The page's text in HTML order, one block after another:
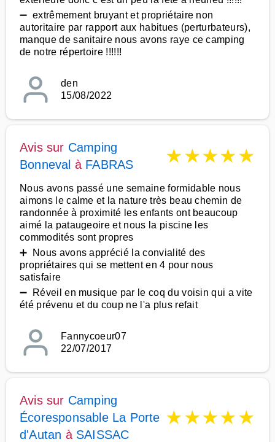
➖ extrêmement bruyant et propriétaire non
autoritaire par rapport aux habitues (perturbateurs),
manque de sanitaire nous avons raye ce camping
de notre répertoire !!!!!!
den
15/08/2022
Avis sur Camping
Bonneval à FABRAS ★★★★★
Nous avons passé une semaine formidable nous
aimons le calme et la nature très beau chemin de
randonnée à proximité les enfants ont beaucoup
aimé la pataugeoire et nous la piscine les
commodités sont propres
➕ Nous avons apprécié la convialité des
propriétaires qui se mettent en 4 pour nous
satisfaire
➖ Réveil en musique par le coq du voisin qui a vite
été prévenu et du coup ne l'a plus refait
Fannycoeur07
22/07/2017
Avis sur Camping
Écoresponsable La Porte
d'Autan à SAISSAC
★★★★★